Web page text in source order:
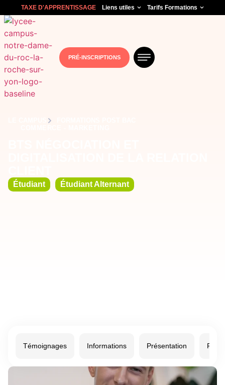
TAXE D'APPRENTISSAGE Liens utiles Tarifs Formations
PRÉ-INSCRIPTIONS
Étudiant Étudiant Alternant
Témoignages Informations Présentation